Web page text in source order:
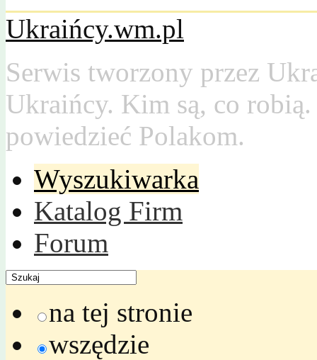
Ukraińcy.wm.pl
Serwis tworzony przez
Ukraińcy. Kim są, co
powiedzieć Polakom.
Wyszukiwarka
Katalog Firm
Forum
na tej stronie
wszędzie